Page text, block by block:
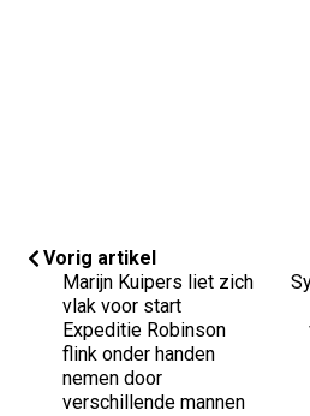
Vorig artikel
Marijn Kuipers liet zich
vlak voor start
Expeditie Robinson
flink onder handen
nemen door
verschillende mannen